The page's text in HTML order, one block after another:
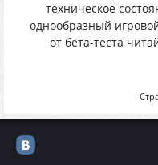
техническое
однообразный
от бета-теста